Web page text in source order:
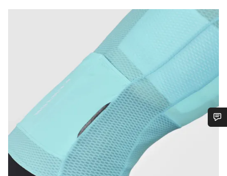
Potrzebujesz pomocy?
Nasi eksperci obsługi klienta czekają na Twoje pytania.